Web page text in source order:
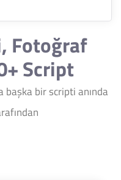
Fotoğraf
Script
başka bir scripti anında